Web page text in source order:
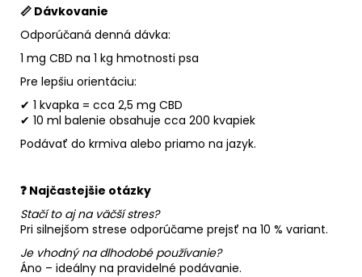
📏 Dávkovanie
Odporúčaná denná dávka:
1 mg CBD na 1 kg hmotnosti psa
Pre lepšiu orientáciu:
✔ 1 kvapka = cca 2,5 mg CBD
✔ 10 ml balenie obsahuje cca 200 kvapiek
Podávať do krmiva alebo priamo na jazyk.
❓ Najčastejšie otázky
Stačí to aj na väčší stres?
Pri silnejšom strese odporúčame prejsť na 10 % variant.
Je vhodný na dlhodobé používanie?
Áno – ideálny na pravidelné podávanie.